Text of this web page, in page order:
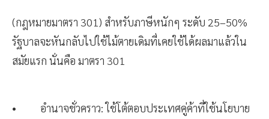
(กฎหมายมาตรา 301) สำหรับภาษีหนักๆ ระดับ 25–50%
รัฐบาลจะหันกลับไปใช้ไม้ตายเดิมที่เคยใช้ได้ผลมาแล้วใน
สมัยแรก นั่นคือ มาตรา 301
• อำนาจชั่วคราว: ใช้โต้ตอบประเทศคู่ค้าที่ใช้นโยบาย